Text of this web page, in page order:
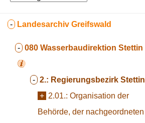
- Landesarchiv Greifswald
- 080 Wasserbaudirektion Stettin
- 2.: Regierungsbezirk Stettin
+ 2.01.: Organisation der
Behörde, der nachgeordneten